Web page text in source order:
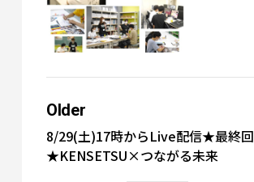
Older
8/29(土)17時からLive配信★最終回
★KENSETSU×つながる未来